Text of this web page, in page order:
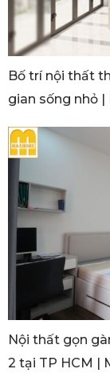
Bố trí nội thất
gian sống nhỏ
Nội thất gọn
2 tại TP HCM |